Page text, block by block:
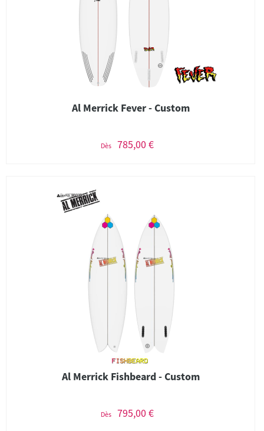
Al Merrick Fever - Custom
Dès 785,00 €
Al Merrick Fishbeard - Custom
Dès 795,00 €